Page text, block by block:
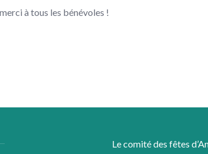
à tous les bénévoles !
Le comité des fêtes